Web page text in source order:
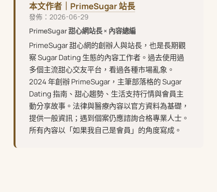
本文作者｜ PrimeSugar 站長
發佈：2026-06-29
PrimeSugar 甜心網站長 × 內容總編
PrimeSugar 甜心網的創辦人與站長，也是長期觀
察 Sugar Dating 生態的內容工作者。過去使用過
多個主流甜心交友平台，看過各種市場亂象。
2024 年創辦 PrimeSugar，主筆部落格的 Sugar
Dating 指南、甜心趨勢、生活支持行情與會員主
動分享故事。法律與醫療內容以官方資料為基礎，
提供一般資訊；遇到個案仍應諮詢合格專業人士。
所有內容以「如果我自己是會員」的角度寫成。